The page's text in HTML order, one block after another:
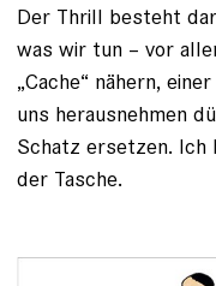
Der Thrill besteht
was wir tun – vor
„Cache“ nähern,
uns herausnehmen
Schatz ersetzen. Ich
der Tasche.